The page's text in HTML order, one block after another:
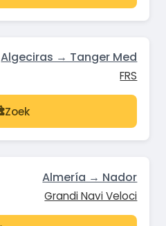
Algeciras → Tanger Med
FRS
Zoek
Almería → Nador
Grandi Navi Veloci